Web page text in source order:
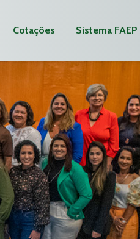
Cotações Sistema FAEP